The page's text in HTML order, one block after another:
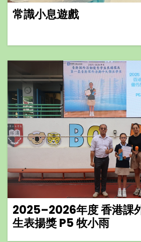
常識小息遊戲
2025–2026年度 香港課
生表揚獎 P5 牧小雨